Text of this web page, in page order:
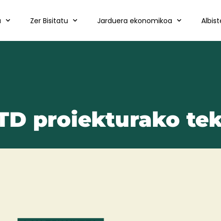
Zer Bisitatu Jarduera ekonomikoa
proiekturako